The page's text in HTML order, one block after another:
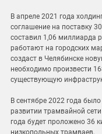
В апреле 2021 года
соглашение на поставку
составил 1,06 миллиарда
работают на городских
создаст в Челябинске
необходимо произвести
существующую
В сентябре 2022 года
развитии трамвайной
года будет проложено 36
низкопольных трамваев.